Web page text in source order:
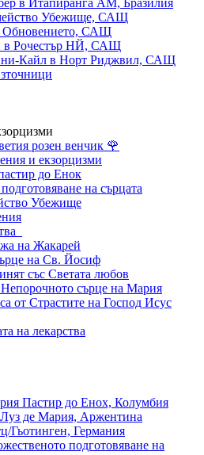
Убежище, САЩ
Обновението, САЩ
в Рочестър НЙ, САЩ
Кайл в Норт Риджвил, САЩ
розен венчик 🌹
и екзорцизми
до Енок
на сърцата
Убежище
на Жакарей
на Св. Йосиф
със Светата любов
сърце на Мария
от Страстите на Господ Исус
на лекарства
Пастир до Енох, Колумбия
де Мария, Аржентина
Гьотинген, Германия
подготовяване на